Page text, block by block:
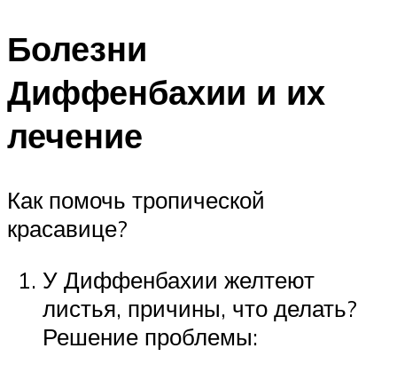
Болезни
Диффенбахии и их
лечение
Как помочь тропической
красавице?
У Диффенбахии желтеют
листья, причины, что делать?
Решение проблемы: